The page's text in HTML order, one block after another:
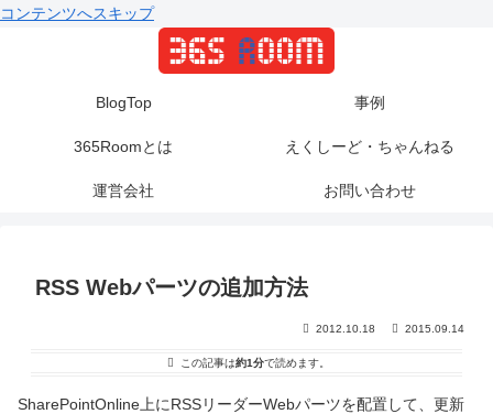
コンテンツへスキップ
BlogTop 事例
365Roomとは えくしーど・ちゃんねる
運営会社 お問い合わせ
RSS Webパーツの追加方法
2012.10.18 2015.09.14
この記事は約1分で読めます。
SharePointOnline上にRSSリーダーWebパーツを配置して、更新